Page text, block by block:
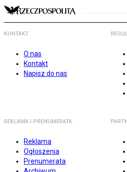
KONTAKT
O nas
Kontakt
Napisz do nas
REKLAMA I PRENUMERATA
Reklama
Ogłoszenia
Prenumerata